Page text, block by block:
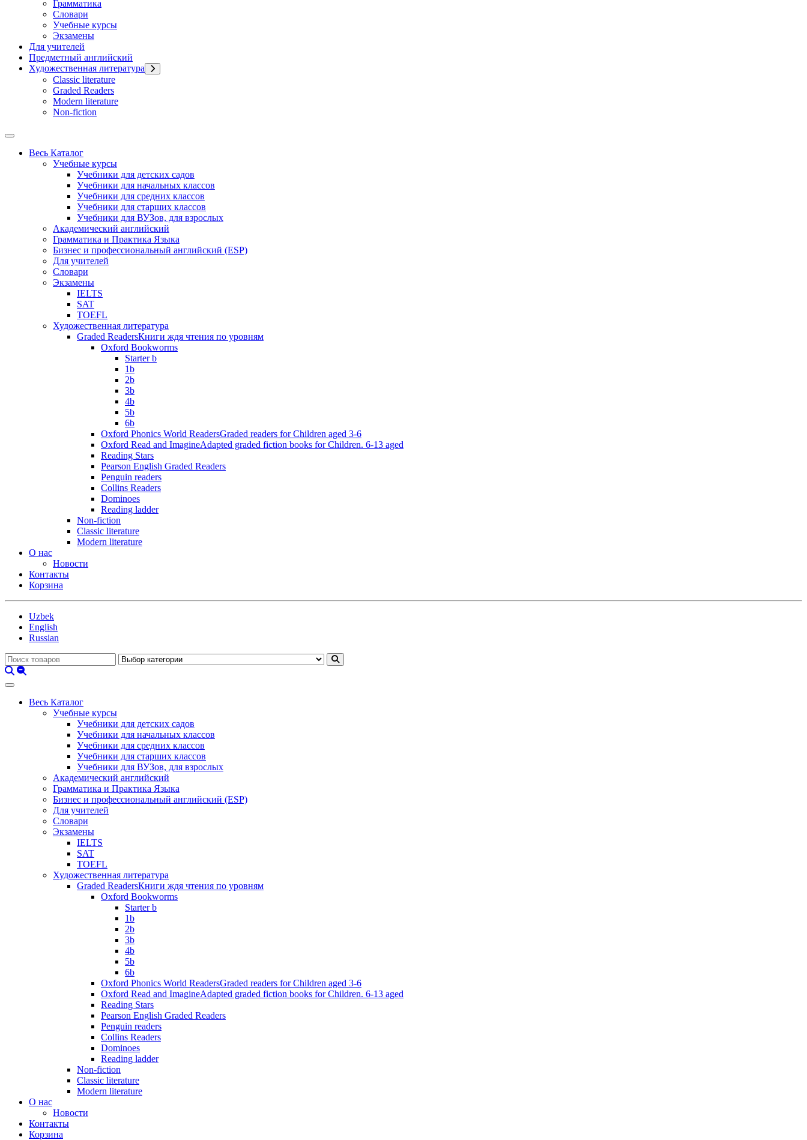
Грамматика
Словари
Учебные курсы
Экзамены
Для учителей
Предметный английский
Художественная литература
Classic literature
Graded Readers
Modern literature
Non-fiction
Весь Каталог
Учебные курсы
Учебники для детских садов
Учебники для начальных классов
Учебники для средних классов
Учебники для старших классов
Учебники для ВУЗов, для взрослых
Академический английский
Грамматика и Практика Языка
Бизнес и профессиональный английский (ESP)
Для учителей
Словари
Экзамены
IELTS
SAT
TOEFL
Художественная литература
Graded ReadersКниги ждя чтения по уровням
Oxford Bookworms
Starter b
1b
2b
3b
4b
5b
6b
Oxford Phonics World ReadersGraded readers for Children aged 3-6
Oxford Read and ImagineAdapted graded fiction books for Children. 6-13 aged
Reading Stars
Pearson English Graded Readers
Penguin readers
Collins Readers
Dominoes
Reading ladder
Non-fiction
Classic literature
Modern literature
О нас
Новости
Контакты
Корзина
Uzbek
English
Russian
Весь Каталог
Учебные курсы
Учебники для детских садов
Учебники для начальных классов
Учебники для средних классов
Учебники для старших классов
Учебники для ВУЗов, для взрослых
Академический английский
Грамматика и Практика Языка
Бизнес и профессиональный английский (ESP)
Для учителей
Словари
Экзамены
IELTS
SAT
TOEFL
Художественная литература
Graded ReadersКниги ждя чтения по уровням
Oxford Bookworms
Starter b
1b
2b
3b
4b
5b
6b
Oxford Phonics World ReadersGraded readers for Children aged 3-6
Oxford Read and ImagineAdapted graded fiction books for Children. 6-13 aged
Reading Stars
Pearson English Graded Readers
Penguin readers
Collins Readers
Dominoes
Reading ladder
Non-fiction
Classic literature
Modern literature
О нас
Новости
Контакты
Корзина